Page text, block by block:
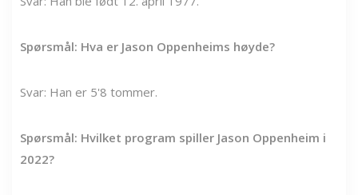
Spørsmål: Hva er Jason Oppenheims høyde?
Svar: Han er 5'8 tommer.
Spørsmål: Hvilket program spiller Jason Oppenheim i
2022?